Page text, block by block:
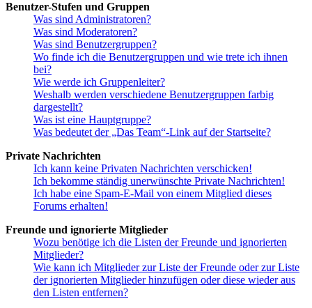
Benutzer-Stufen und Gruppen
Was sind Administratoren?
Was sind Moderatoren?
Was sind Benutzergruppen?
Wo finde ich die Benutzergruppen und wie trete ich ihnen
bei?
Wie werde ich Gruppenleiter?
Weshalb werden verschiedene Benutzergruppen farbig
dargestellt?
Was ist eine Hauptgruppe?
Was bedeutet der „Das Team“-Link auf der Startseite?
Private Nachrichten
Ich kann keine Privaten Nachrichten verschicken!
Ich bekomme ständig unerwünschte Private Nachrichten!
Ich habe eine Spam-E-Mail von einem Mitglied dieses
Forums erhalten!
Freunde und ignorierte Mitglieder
Wozu benötige ich die Listen der Freunde und ignorierten
Mitglieder?
Wie kann ich Mitglieder zur Liste der Freunde oder zur Liste
der ignorierten Mitglieder hinzufügen oder diese wieder aus
den Listen entfernen?